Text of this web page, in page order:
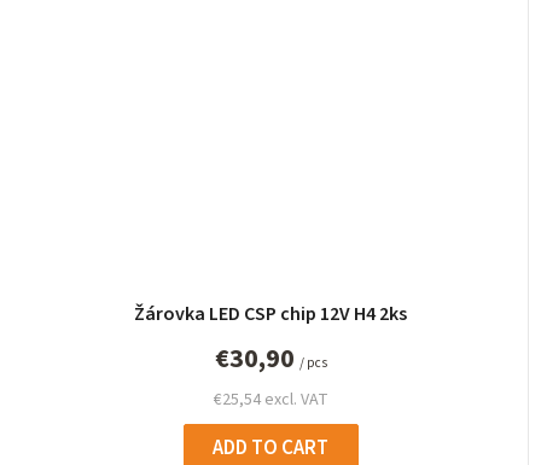
Žárovka LED CSP chip 12V H4 2ks
€25,54 excl. VAT
€30,90 / pcs
ADD TO CART